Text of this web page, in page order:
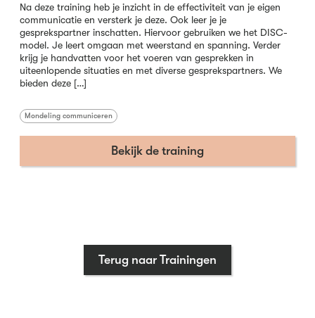
Na deze training heb je inzicht in de effectiviteit van je eigen
communicatie en versterk je deze. Ook leer je je
gesprekspartner inschatten. Hiervoor gebruiken we het DISC-
model. Je leert omgaan met weerstand en spanning. Verder
krijg je handvatten voor het voeren van gesprekken in
uiteenlopende situaties en met diverse gesprekspartners. We
bieden deze […]
Mondeling communiceren
Bekijk de training
Terug naar Trainingen